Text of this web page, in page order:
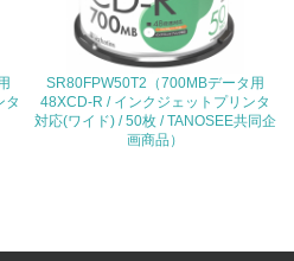
い）
（大気・水・土壌）への
いる
タ
SR80FPW50T2（700MBデータ用
48XCD-R / インクジェットプリンタ
対応(ワイド) / 50枚 / TANOSEE共同企
画商品）